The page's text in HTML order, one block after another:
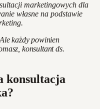
marketingowych dla
własne na podstawie
każdy powinien
konsultant ds.
konsultacja